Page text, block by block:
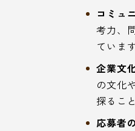
コミュ
考力、
ています
企業文
の文化
探るこ
応募者